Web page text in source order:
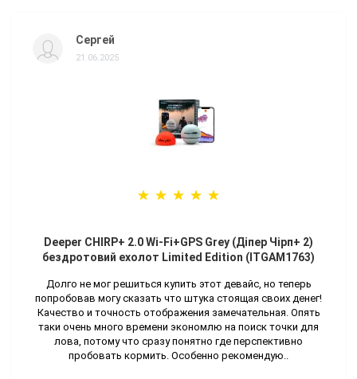
Сергей
21.06.2025
Deeper CHIRP+ 2.0 Wi-Fi+GPS Grey (Діпер Чірп+ 2)
бездротовий ехолот Limited Edition (ITGAM1763)
Долго не мог решиться купить этот девайс, но теперь
попробовав могу сказать что штука стоящая своих денег!
Качество и точность отображения замечательная. Опять
таки очень много времени экономлю на поиск точки для
лова, потому что сразу понятно где перспективно
пробовать кормить. Особенно рекомендую..